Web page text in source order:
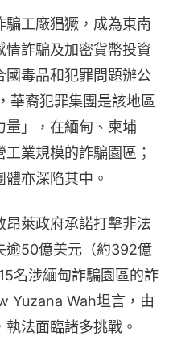
工廠猖獗，成為東南
情詐騙及加密貨幣投資
國毒品和犯罪問題辦公
華裔犯罪集團是該地區
量」，在緬甸、柬埔
業規模的詐騙園區；
亦深陷其中。
萊政府承諾打擊非法
逾50億美元（約392億
名涉緬甸詐騙園區的詐
Yuzana Wah坦言，由
法面臨諸多挑戰。